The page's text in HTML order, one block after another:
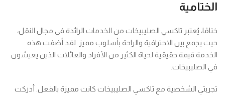
الختامية
ختامًا، يُعتبر تاكسي الصليبيخات من الخدمات الرائدة في مجال النقل،
حيث يجمع بين الاحترافية والراحة بأسلوب مميز. لقد أضفت هذه
الخدمة قيمة حقيقية لحياة الكثير من الأفراد والعائلات الذين يعيشون
في الصليبيخات.
تجربتي الشخصية مع تاكسي الصليبيخات كانت مميزة بالفعل. أدركت